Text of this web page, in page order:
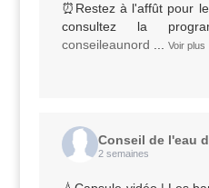
⏰Restez à l'affût pour
consultez la
conseileaunord ... Voir plus
Conseil de l'eau
2 semaines